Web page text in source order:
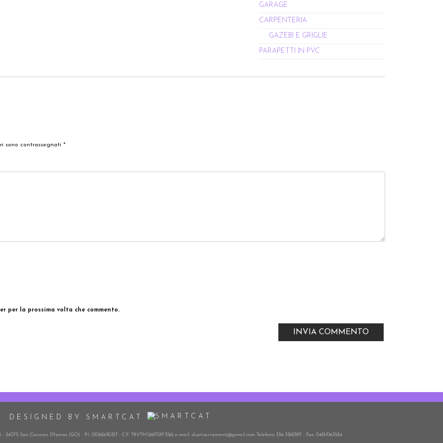
GARAGE
CARPENTERIA
GAZEBI E GRIGLIE
PARAPETTI IN PVC
sono contrassegnati *
per la prossima volta che commento.
DESIGNED BY SMARTCAT
San Canzian D'Isonzo (GO) - P.I. 01062430317 - C.F. TRVTMS68T01F356J e-mail: duetiserramenti@gmail.com Telefono 334-3362397 - Fax: 0481/063584